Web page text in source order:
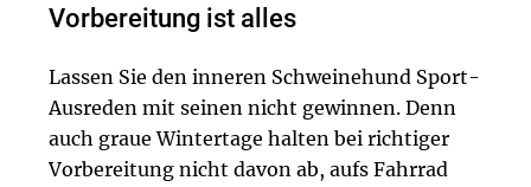
Vorbereitung ist alles
Lassen Sie den inneren Schweinehund Sport-
Ausreden mit seinen nicht gewinnen. Denn
auch graue Wintertage halten bei richtiger
Vorbereitung nicht davon ab, aufs Fahrrad